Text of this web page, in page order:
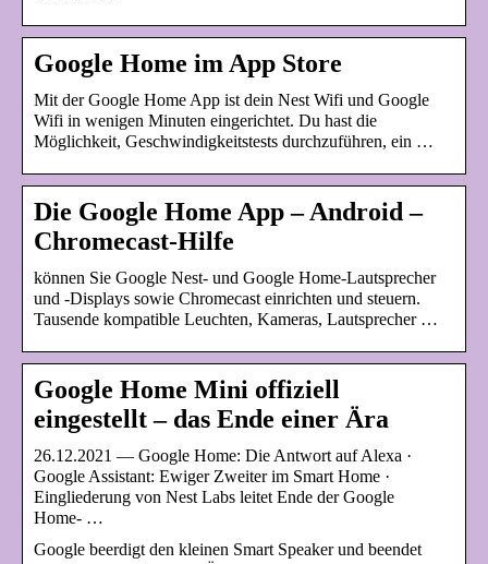
Google Home im App Store
Mit der Google Home App ist dein Nest Wifi und Google
Wifi in wenigen Minuten eingerichtet. Du hast die
Möglichkeit, Geschwindigkeitstests durchzuführen, ein …
Die Google Home App – Android –
Chromecast-Hilfe
können Sie Google Nest- und Google Home-Lautsprecher
und ‑Displays sowie Chromecast einrichten und steuern.
Tausende kompatible Leuchten, Kameras, Lautsprecher …
Google Home Mini offiziell
eingestellt – das Ende einer Ära
26.12.2021 — Google Home: Die Antwort auf Alexa ·
Google Assistant: Ewiger Zweiter im Smart Home ·
Eingliederung von Nest Labs leitet Ende der Google
Home- …
Google beerdigt den kleinen Smart Speaker und beendet